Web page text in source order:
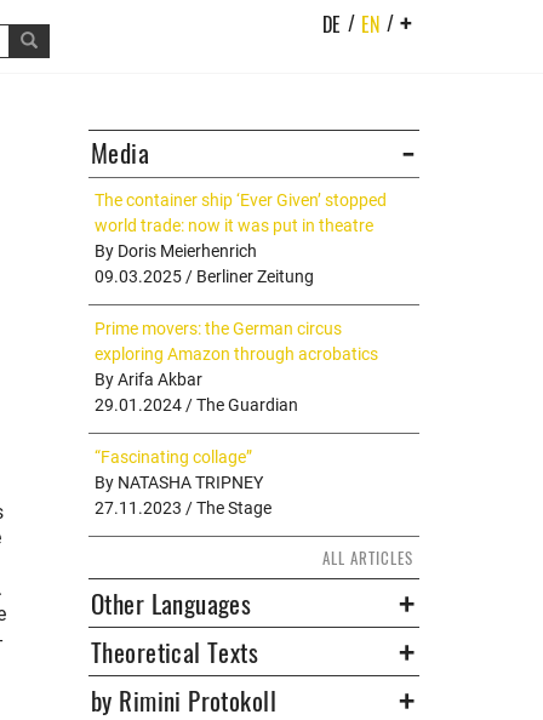
DE / EN / +
Media
The container ship ‘Ever Given’ stopped
world trade: now it was put in theatre
By Doris Meierhenrich
09.03.2025 / Berliner Zeitung
Prime movers: the German circus
exploring Amazon through acrobatics
By Arifa Akbar
29.01.2024 / The Guardian
“Fascinating collage”
By NATASHA TRIPNEY
27.11.2023 / The Stage
ALL ARTICLES
Other Languages
Theoretical Texts
by Rimini Protokoll